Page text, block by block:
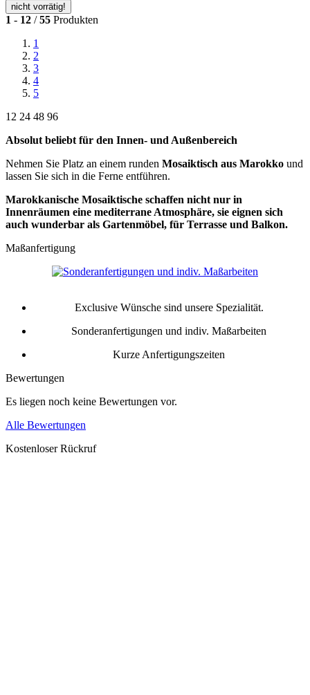
nicht vorrätig!
1 - 12 /55 Produkten
1
2
3
4
5
12 24 48 96
Absolut beliebt für den Innen- und Außenbereich
Nehmen Sie Platz an einem runden Mosaiktisch aus Marokko und
lassen Sie sich in die Ferne entführen.
Marokkanische Mosaiktische schaffen nicht nur in
Innenräumen eine mediterrane Atmosphäre, sie eignen sich
auch wunderbar als Gartenmöbel, für Terrasse und Balkon.
Maßanfertigung
Exclusive Wünsche sind unsere Spezialität.
Sonderanfertigungen und indiv. Maßarbeiten
Kurze Anfertigungszeiten
Bewertungen
Es liegen noch keine Bewertungen vor.
Alle Bewertungen
Kostenloser Rückruf